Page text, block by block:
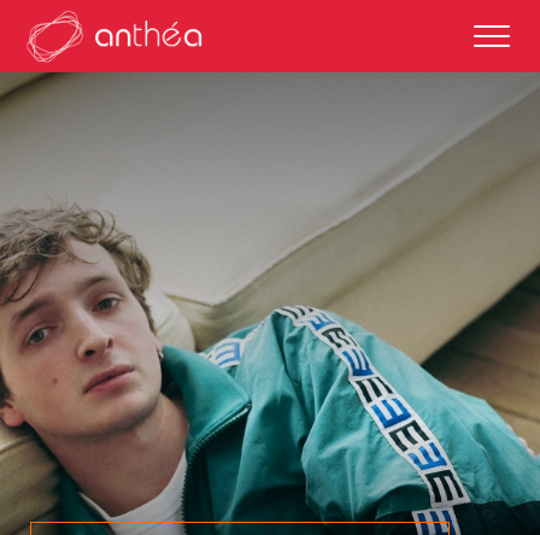
saison 2026-27
éditos
saisons passées
autour des représentations
scolaires et enseignements
partenaires culturels